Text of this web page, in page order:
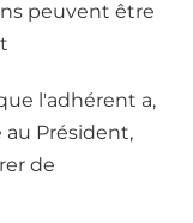
peuvent être
l'adhérent a,
Président,
de